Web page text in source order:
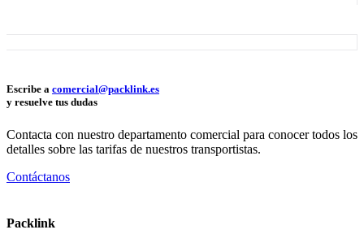
Escribe a comercial@packlink.es
y resuelve tus dudas
Contacta con nuestro departamento comercial para conocer todos los
detalles sobre las tarifas de nuestros transportistas.
Contáctanos
Packlink